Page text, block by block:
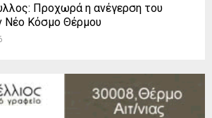
Προχωρά η ανέγερση του
Νέο Κόσμο Θέρμου